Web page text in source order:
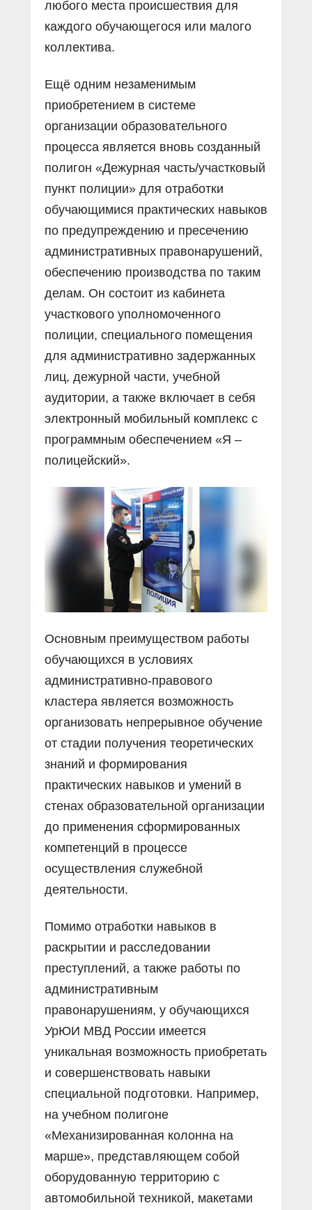
любого места происшествия для
каждого обучающегося или малого
коллектива.
Ещё одним незаменимым
приобретением в системе
организации образовательного
процесса является вновь созданный
полигон «Дежурная часть/участковый
пункт полиции» для отработки
обучающимися практических навыков
по предупреждению и пресечению
административных правонарушений,
обеспечению производства по таким
делам. Он состоит из кабинета
участкового уполномоченного
полиции, специального помещения
для административно задержанных
лиц, дежурной части, учебной
аудитории, а также включает в себя
электронный мобильный комплекс с
программным обеспечением «Я –
полицейский».
Основным преимуществом работы
обучающихся в условиях
административно-правового
кластера является возможность
организовать непрерывное обучение
от стадии получения теоретических
знаний и формирования
практических навыков и умений в
стенах образовательной организации
до применения сформированных
компетенций в процессе
осуществления служебной
деятельности.
Помимо отработки навыков в
раскрытии и расследовании
преступлений, а также работы по
административным
правонарушениям, у обучающихся
УрЮИ МВД России имеется
уникальная возможность приобретать
и совершенствовать навыки
специальной подготовки. Например,
на учебном полигоне
«Механизированная колонна на
марше», представляющем собой
оборудованную территорию с
автомобильной техникой, макетами